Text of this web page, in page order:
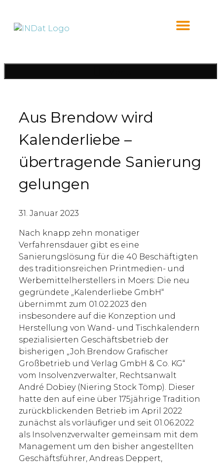
Aus Brendow wird
Kalenderliebe –
übertragende Sanierung
gelungen
31. Januar 2023
Nach knapp zehn monatiger
Verfahrensdauer gibt es eine
Sanierungslösung für die 40 Beschäftigten
des traditionsreichen Printmedien- und
Werbemittelherstellers in Moers: Die neu
gegründete „Kalenderliebe GmbH“
übernimmt zum 01.02.2023 den
insbesondere auf die Konzeption und
Herstellung von Wand- und Tischkalendern
spezialisierten Geschäftsbetrieb der
bisherigen „Joh.Brendow Grafischer
Großbetrieb und Verlag GmbH & Co. KG“
vom Insolvenzverwalter, Rechtsanwalt
André Dobiey (Niering Stock Tömp). Dieser
hatte den auf eine über 175jährige Tradition
zurückblickenden Betrieb im April 2022
zunächst als vorläufiger und seit 01.06.2022
als Insolvenzverwalter gemeinsam mit dem
Management um den bisher angestellten
Geschäftsführer, Andreas Deppert,